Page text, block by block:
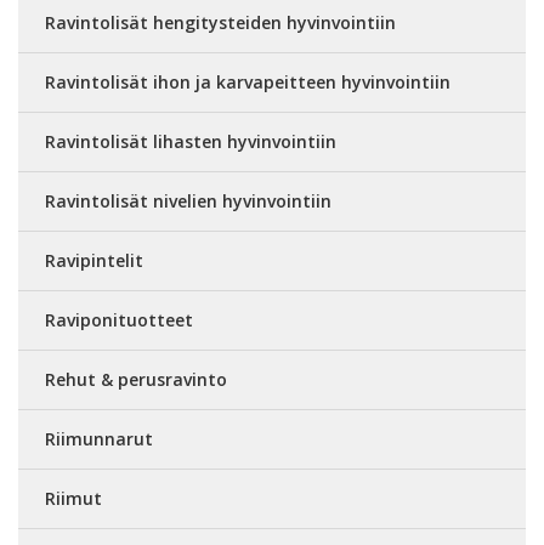
Ravintolisät hengitysteiden hyvinvointiin
Ravintolisät ihon ja karvapeitteen hyvinvointiin
Ravintolisät lihasten hyvinvointiin
Ravintolisät nivelien hyvinvointiin
Ravipintelit
Raviponituotteet
Rehut & perusravinto
Riimunnarut
Riimut